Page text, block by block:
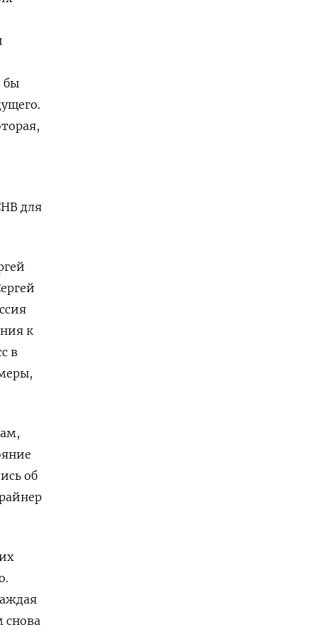
бы
для
к
в
об
снова